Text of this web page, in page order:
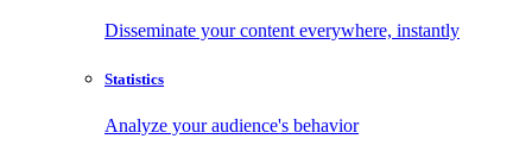
Disseminate your content everywhere, instantly
Statistics
Analyze your audience's behavior